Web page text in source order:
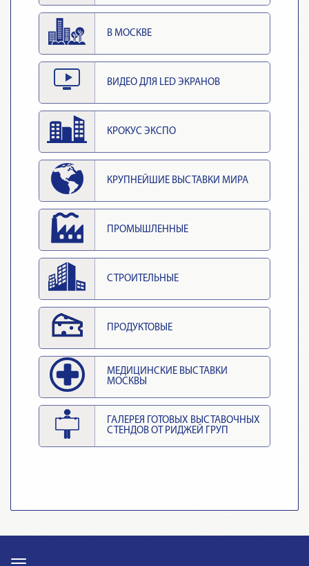
В МОСКВЕ
ВИДЕО ДЛЯ LED ЭКРАНОВ
КРОКУС ЭКСПО
КРУПНЕЙШИЕ ВЫСТАВКИ МИРА
ПРОМЫШЛЕННЫЕ
СТРОИТЕЛЬНЫЕ
ПРОДУКТОВЫЕ
МЕДИЦИНСКИЕ ВЫСТАВКИ
МОСКВЫ
ГАЛЕРЕЯ ГОТОВЫХ ВЫСТАВОЧНЫХ
СТЕНДОВ ОТ РИДЖЕЙ ГРУП